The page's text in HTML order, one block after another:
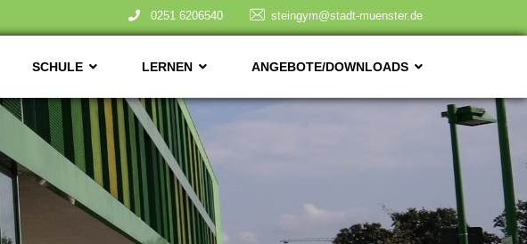
0251 6206540 steingym@stadt-muenster.de
SCHULE LERNEN ANGEBOTE/DOWNLOADS